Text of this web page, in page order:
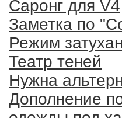
Саронг для V4
Заметка по
Режим
Театр теней
Нужна
Дополнение